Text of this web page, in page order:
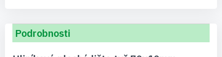
Podrobnosti